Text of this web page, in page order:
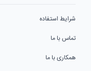
شرایط استفاده
تماس با ما
همکاری با ما